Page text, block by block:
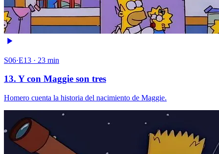
S06·E13 · 23 min
13. Y con Maggie son tres
Homero cuenta la historia del nacimiento de Maggie.